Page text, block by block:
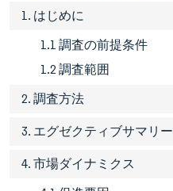
1. はじめに
1.1 調査の前提条件
1.2 調査範囲
2. 調査方法
3. エグゼクティブサマリー
4. 市場ダイナミクス